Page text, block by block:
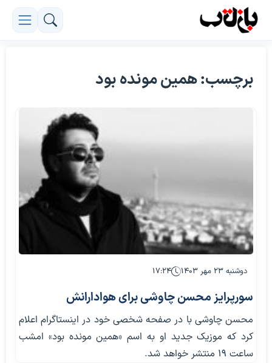
برچسب: همین مونده بود
دوشنبه ۲۳ مهر ۱۴۰۳ ۱۷:۲۴
سورپرایز محسن چاوشی برای هوادارانش
محسن چاوشی با در صفحه شخصی خود در اینستاگرام اعلام
کرد که موزیک جدید او به اسم «همین مونده بود» امشب
ساعت ۱۹ منتشر خواهد شد.